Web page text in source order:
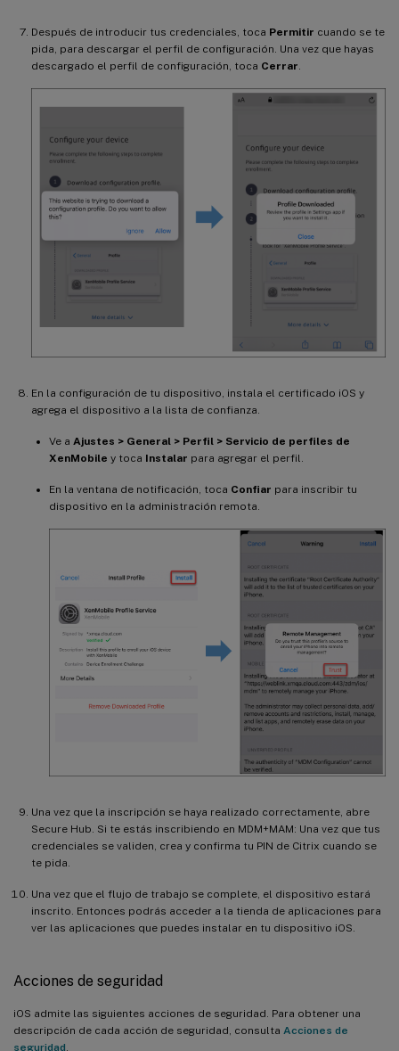
Después de introducir tus credenciales, toca Permitir cuando se te
pida, para descargar el perfil de configuración. Una vez que hayas
descargado el perfil de configuración, toca Cerrar
En la configuración de tu dispositivo, instala el certificado iOS y
agrega el dispositivo a la lista de confianza.
Ve a Ajustes > General > Perfil > Servicio de perfiles de
XenMobile y toca Instalar para agregar el perfil.
En la ventana de notificación, toca Confiar para inscribir tu
dispositivo en la administración remota.
Una vez que la inscripción se haya realizado correctamente, abre
Secure Hub. Si te estás inscribiendo en MDM+MAM: Una vez que tus
credenciales se validen, crea y confirma tu PIN de Citrix cuando se
te pida.
Una vez que el flujo de trabajo se complete, el dispositivo estará
inscrito. Entonces podrás acceder a la tienda de aplicaciones para
ver las aplicaciones que puedes instalar en tu dispositivo iOS.
Acciones de seguridad
iOS admite las siguientes acciones de seguridad. Para obtener una
descripción de cada acción de seguridad, consulta Acciones de
seguridad.